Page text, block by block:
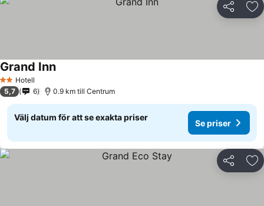
Dela
2 Stjärnor
Hotell
Grand InnSe priser
5,7 6 0.9 km till Centrum
Välj datum för att se exakta priser
Se priser
Dela